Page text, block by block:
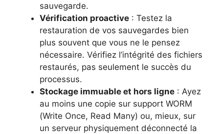
sauvegarde.
Vérification proactive : Testez la
restauration de vos sauvegardes bien
plus souvent que vous ne le pensez
nécessaire. Vérifiez l’intégrité des fichiers
restaurés, pas seulement le succès du
processus.
Stockage immuable et hors ligne : Ayez
au moins une copie sur support WORM
(Write Once, Read Many) ou, mieux, sur
un serveur physiquement déconnecté la